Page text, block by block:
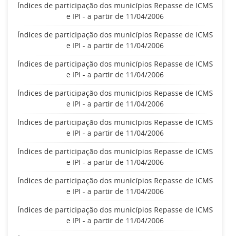
Índices de participação dos municípios Repasse de ICMS
e IPI - a partir de 11/04/2006
Índices de participação dos municípios Repasse de ICMS
e IPI - a partir de 11/04/2006
Índices de participação dos municípios Repasse de ICMS
e IPI - a partir de 11/04/2006
Índices de participação dos municípios Repasse de ICMS
e IPI - a partir de 11/04/2006
Índices de participação dos municípios Repasse de ICMS
e IPI - a partir de 11/04/2006
Índices de participação dos municípios Repasse de ICMS
e IPI - a partir de 11/04/2006
Índices de participação dos municípios Repasse de ICMS
e IPI - a partir de 11/04/2006
Índices de participação dos municípios Repasse de ICMS
e IPI - a partir de 11/04/2006